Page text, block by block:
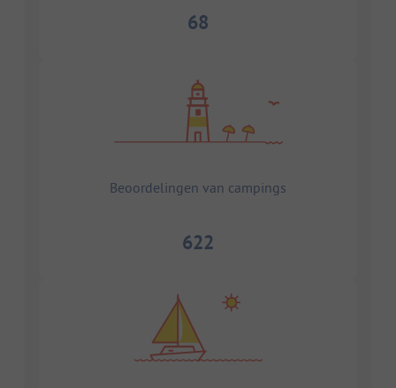
68
Beoordelingen van campings
622